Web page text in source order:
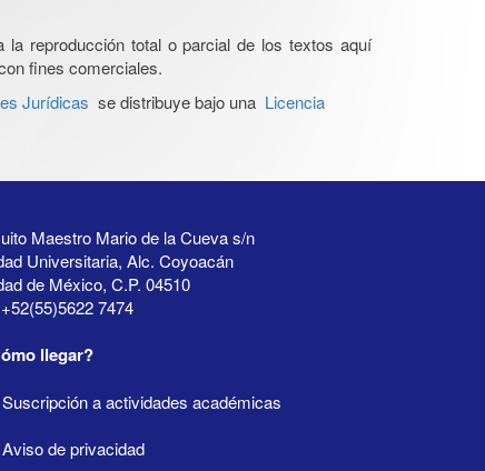
la reproducción total o parcial de los textos aquí
fines comerciales.
Jurídicas se distribuye bajo una Licencia
Maestro Mario de la Cueva s/n
Universitaria, Alc. Coyoacán
de México, C.P. 04510
7474
llegar?
Suscripción a actividades académicas
Aviso de privacidad